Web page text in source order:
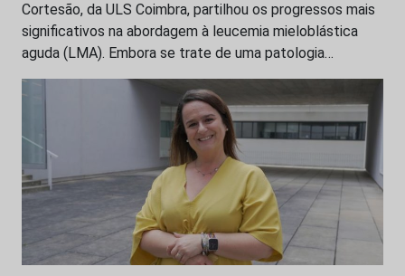
Cortesão, da ULS Coimbra, partilhou os progressos mais
significativos na abordagem à leucemia mieloblástica
aguda (LMA). Embora se trate de uma patologia…